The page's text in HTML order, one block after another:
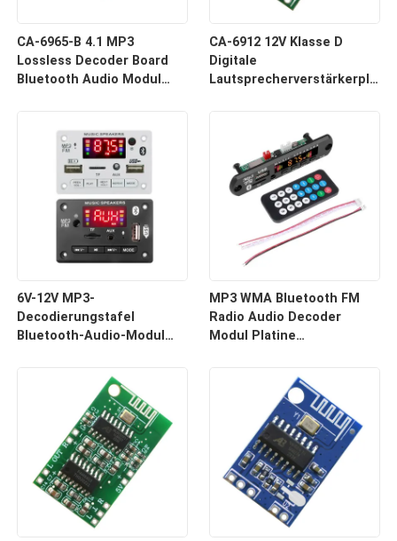
CA-6965-B 4.1 MP3
Lossless Decoder Board
Bluetooth Audio Modul
CA-6912 12V Klasse D
Digitale
Lautsprecherverstärkerplatte
6V-12V MP3-
Decodierungstafel
Bluetooth-Audio-Modul
MP3 WMA Bluetooth FM
Radio Audio Decoder
Modul Platine